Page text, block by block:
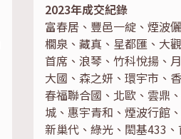
2023年成交紀錄
富春居、豐邑一綻、煙波
櫚泉、藏真、星都匯、大
首席、浪琴、竹科悅揚、
大國、森之妍、環宇市、
春福聯合國、北歐、雲鼎
城、惠宇青和、煙波行館
新巢代、綠光、閎基433